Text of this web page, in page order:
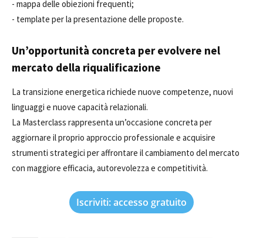
- mappa delle obiezioni frequenti;
- template per la presentazione delle proposte.
Un’opportunità concreta per evolvere nel
mercato della riqualificazione
La transizione energetica richiede nuove competenze, nuovi
linguaggi e nuove capacità relazionali.
La Masterclass rappresenta un’occasione concreta per
aggiornare il proprio approccio professionale e acquisire
strumenti strategici per affrontare il cambiamento del mercato
con maggiore efficacia, autorevolezza e competitività.
Iscriviti: accesso gratuito